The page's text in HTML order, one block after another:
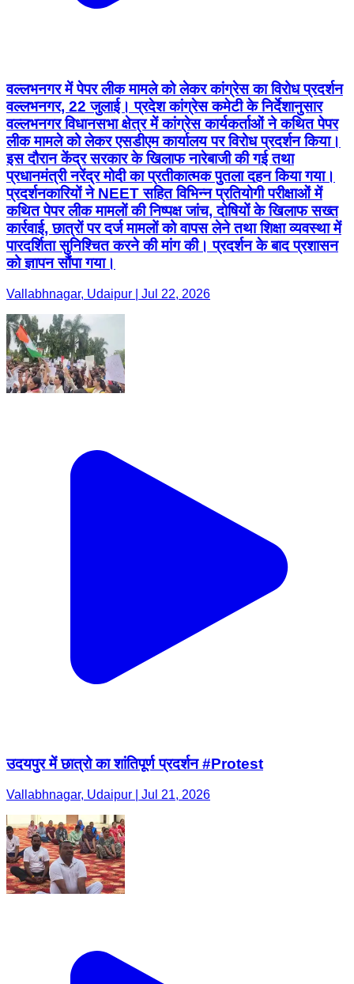
वल्लभनगर में पेपर लीक मामले को लेकर कांग्रेस का विरोध प्रदर्शन
वल्लभनगर, 22 जुलाई। प्रदेश कांग्रेस कमेटी के निर्देशानुसार
वल्लभनगर विधानसभा क्षेत्र में कांग्रेस कार्यकर्ताओं ने कथित पेपर
लीक मामले को लेकर एसडीएम कार्यालय पर विरोध प्रदर्शन किया।
इस दौरान केंद्र सरकार के खिलाफ नारेबाजी की गई तथा
प्रधानमंत्री नरेंद्र मोदी का प्रतीकात्मक पुतला दहन किया गया।
प्रदर्शनकारियों ने NEET सहित विभिन्न प्रतियोगी परीक्षाओं में
कथित पेपर लीक मामलों की निष्पक्ष जांच, दोषियों के खिलाफ सख्त
कार्रवाई, छात्रों पर दर्ज मामलों को वापस लेने तथा शिक्षा व्यवस्था में
पारदर्शिता सुनिश्चित करने की मांग की। प्रदर्शन के बाद प्रशासन
को ज्ञापन सौंपा गया।
Vallabhnagar, Udaipur | Jul 22, 2026
उदयपुर में छात्रो का शांतिपूर्ण प्रदर्शन #Protest
Vallabhnagar, Udaipur | Jul 21, 2026